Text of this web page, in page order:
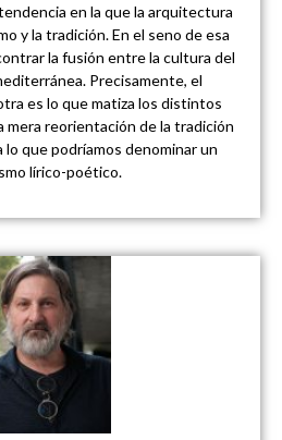
en la que la arquitectura
y la tradición. En el seno de esa
la fusión entre la cultura del
Precisamente, el
es lo que matiza los distintos
mera reorientación de la tradición
lo que podríamos denominar un
lírico-poético.